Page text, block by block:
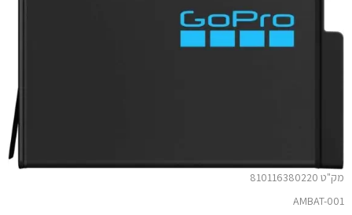
מק"ט 810116380220
AMBAT-001